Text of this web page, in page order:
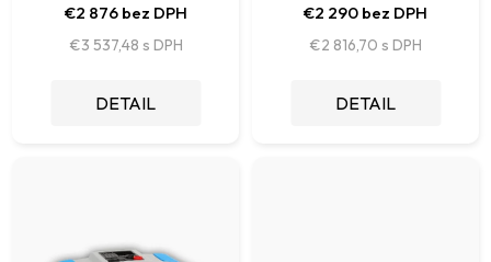
€2 876 bez DPH
€3 537,48
DETAIL
€2 290 bez DPH
€2 816,70
DETAIL